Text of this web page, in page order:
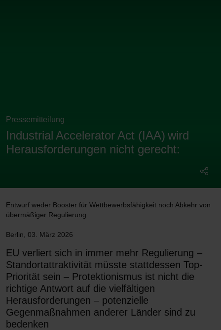
Pressemitteilung
Industrial Accelerator Act (IAA) wird
Herausforderungen nicht gerecht:
Entwurf weder Booster für Wettbewerbsfähigkeit noch Abkehr von
übermäßiger Regulierung
Berlin 03. März 2026
EU verliert sich in immer mehr Regulierung –
Standortattraktivität müsste stattdessen Top-
Priorität sein – Protektionismus ist nicht die
richtige Antwort auf die vielfältigen
Herausforderungen – potenzielle
Gegenmaßnahmen anderer Länder sind zu
bedenken